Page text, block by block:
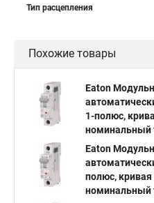
Тип расцепления
Похожие товары
Eaton
1-полюс,
номинальный
Eaton
полюс,
номинальный